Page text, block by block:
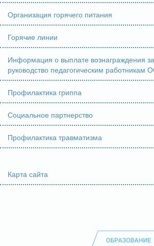
Организация горячего питания
Горячие линии
Информация о выплате вознаграждения
руководство педагогическим работникам
Профилактика гриппа
Социальное партнерство
Профилактика травматизма
Карта сайта